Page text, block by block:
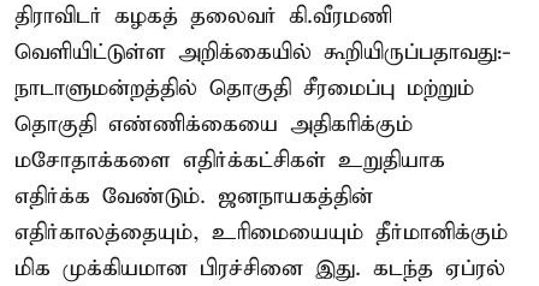
திராவிடர் கழகத் தலைவர் கி.வீரமணி
வெளியிட்டுள்ள அறிக்கையில் கூறியிருப்பதாவது:-
நாடாளுமன்றத்தில் தொகுதி சீரமைப்பு மற்றும்
தொகுதி எண்ணிக்கையை அதிகரிக்கும்
மசோதாக்களை எதிர்க்கட்சிகள் உறுதியாக
எதிர்க்க வேண்டும். ஜனநாயகத்தின்
எதிர்காலத்தையும், உரிமையையும் தீர்மானிக்கும்
மிக முக்கியமான பிரச்சினை இது. கடந்த ஏப்ரல்